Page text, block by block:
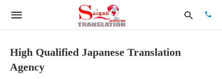
High Qualified Japanese Translation
Agency